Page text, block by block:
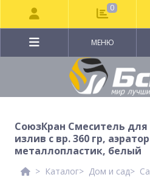
МЕНЮ
СоюзКран Смеситель
излив с вр. 360 гр,
металлопластик, белый
Каталог Дом и сад
0